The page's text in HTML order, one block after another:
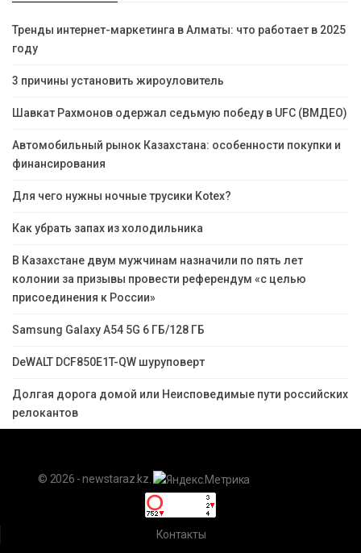
Тренды интернет-маркетинга в Алматы: что работает в 2025
году
3 причины установить жироуловитель
Шавкат Рахмонов одержал седьмую победу в UFC (ВМДЕО)
Автомобильный рынок Казахстана: особенности покупки и
финансирования
Для чего нужны ночные трусики Kotex?
Как убрать запах из холодильника
В Казахстане двум мужчинам назначили по пять лет
колонии за призывы провести референдум «с целью
присоединения к России»
Samsung Galaxy A54 5G 6 ГБ/128 ГБ
DeWALT DCF850E1T-QW шуруповерт
Долгая дорога домой или Неисповедимые пути российских
релокантов
© 2026 - newstaraz.kz.
Контакты